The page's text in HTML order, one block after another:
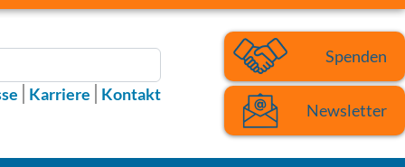
Karriere Kontakt
Spenden
Newsletter